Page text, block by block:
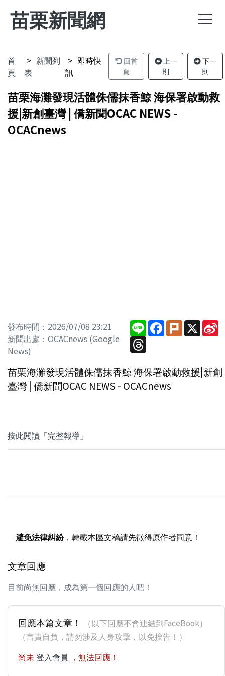
苗栗新聞網
首
頁
新聞列
表
即時快
訊
回首
頁
上一
則
下一
則
苗栗海灘發現活體侏儒抹香鯨 海保署啟動救
援|新創臺灣 | 僑新聞OCAC NEWS -
OCACnews
發布時間：2026/07/08 23:21
新聞出處：OCACnews (Google
News)
Line Facebook
PlurkX
Threads
苗栗海灘發現活體侏儒抹香鯨 海保署啟動救援|新創
臺灣 | 僑新聞OCAC NEWS - OCACnews
按此閱讀「完整報導」
避免法律糾紛，轉載本區文稿請先徵得原作者同意！
文章回應
目前尚無回應，成為第一個回應的人吧！
回應本篇文章！
（以下回應不會連結到FaceBook）
（言責自負，請勿涉及人身攻擊，以免挨告！）
尚未 登入會員 ，無法回應！